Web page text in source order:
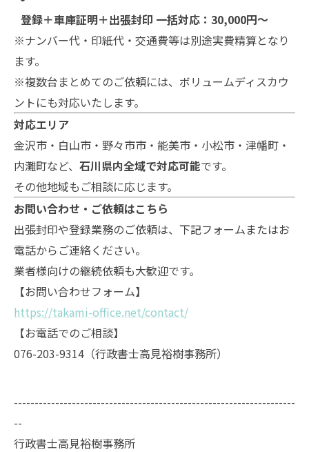
登録＋車庫証明＋出張封印 一括対応：30,000円～
※ナンバー代・印紙代・交通費等は別途実費精算となり
ます。
※複数台まとめてのご依頼には、ボリュームディスカウ
ントにも対応いたします。
対応エリア
金沢市・白山市・野々市市・能美市・小松市・津幡町・
内灘町など、 石川県内全域で対応可能です。
その他地域もご相談に応じます。
お問い合わせ・ご依頼はこちら
出張封印や登録業務のご依頼は、下記フォームまたはお
電話からご連絡ください。
業者様向けの継続依頼も大歓迎です。
【お問い合わせフォーム】
https://takami-office.net/contact/
【お電話でのご相談】
076-203-9314（行政書士高見裕樹事務所）
--------------------------------------------------------------------
--
行政書士高見裕樹事務所